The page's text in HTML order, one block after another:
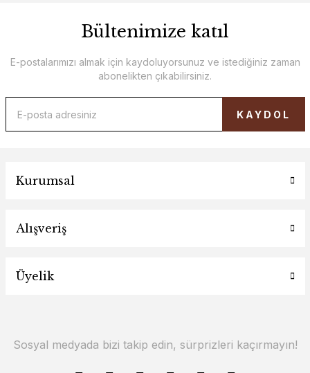
Bültenimize katıl
E-postalarımızı almak için kaydoluyorsunuz ve istediğiniz zaman
abonelikten çıkabilirsiniz.
KAYDOL
Kurumsal
Alışveriş
Üyelik
Sosyal medyada bizi takip edin, sürprizleri kaçırmayın!